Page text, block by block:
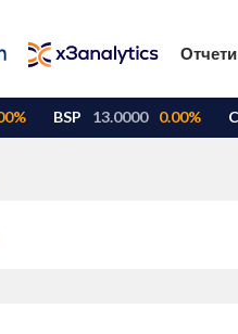
Отчети